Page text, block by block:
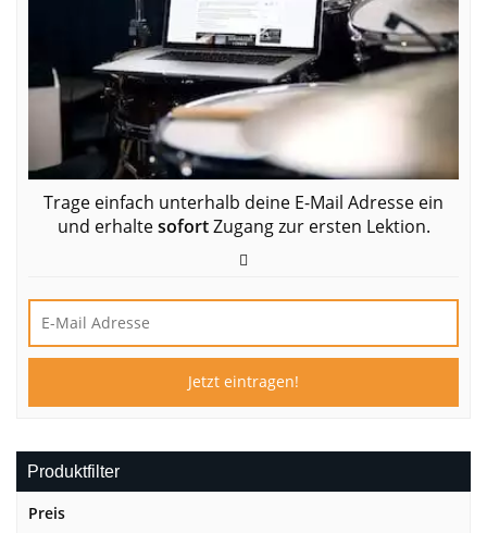
Trage einfach unterhalb deine E-Mail Adresse ein
und erhaltesofortZugang zur ersten Lektion.
Produktfilter
Preis